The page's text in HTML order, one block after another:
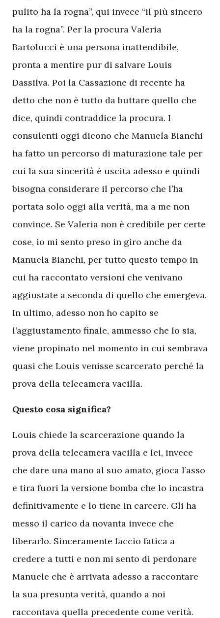
pulito ha la rogna”, qui invece “il più sincero
ha la rogna”. Per la procura Valeria
Bartolucci è una persona inattendibile,
pronta a mentire pur di salvare Louis
Dassilva. Poi la Cassazione di recente ha
detto che non è tutto da buttare quello che
dice, quindi contraddice la procura. I
consulenti oggi dicono che Manuela Bianchi
ha fatto un percorso di maturazione tale per
cui la sua sincerità è uscita adesso e quindi
bisogna considerare il percorso che l’ha
portata solo oggi alla verità, ma a me non
convince. Se Valeria non è credibile per certe
cose, io mi sento preso in giro anche da
Manuela Bianchi, per tutto questo tempo in
cui ha raccontato versioni che venivano
aggiustate a seconda di quello che emergeva.
In ultimo, adesso non ho capito se
l’aggiustamento finale, ammesso che lo sia,
viene propinato nel momento in cui sembrava
quasi che Louis venisse scarcerato perché la
prova della telecamera vacilla.
Questo cosa significa?
Louis chiede la scarcerazione quando la
prova della telecamera vacilla e lei, invece
che dare una mano al suo amato, gioca l’asso
e tira fuori la versione bomba che lo incastra
definitivamente e lo tiene in carcere. Gli ha
messo il carico da novanta invece che
liberarlo. Sinceramente faccio fatica a
credere a tutti e non mi sento di perdonare
Manuele che è arrivata adesso a raccontare
la sua presunta verità, quando a noi
raccontava quella precedente come verità.